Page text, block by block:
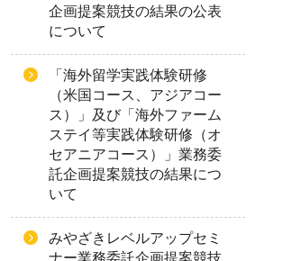
企画提案競技の結果の公表
について
「海外留学実践体験研修
（米国コース、アジアコー
ス）」及び「海外ファーム
ステイ等実践体験研修（オ
セアニアコース）」業務委
託企画提案競技の結果につ
いて
みやざきレベルアップセミ
ナー業務委託企画提案競技